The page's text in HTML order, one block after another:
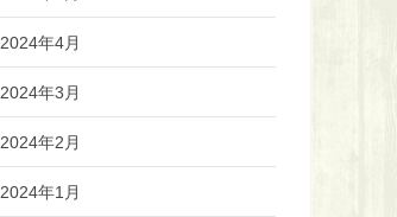
2024年4月
2024年3月
2024年2月
2024年1月